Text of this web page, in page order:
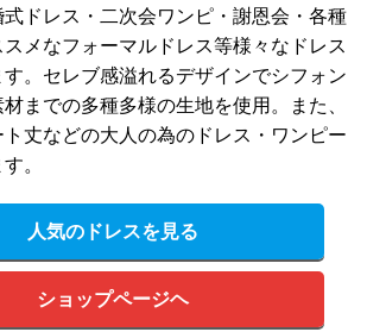
ドレス・二次会ワンピ・謝恩会・各種
メなフォーマルドレス等様々なドレス
。セレブ感溢れるデザインでシフォン
までの多種多様の生地を使用。また、
ト丈などの大人の為のドレス・ワンピー
。
人気のドレスを見る
ショップページヘ